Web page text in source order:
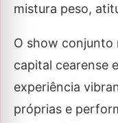
mistura peso,
O show conjunto
capital cearense
experiência
próprias e